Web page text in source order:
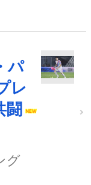
パ
レ
闘
グ